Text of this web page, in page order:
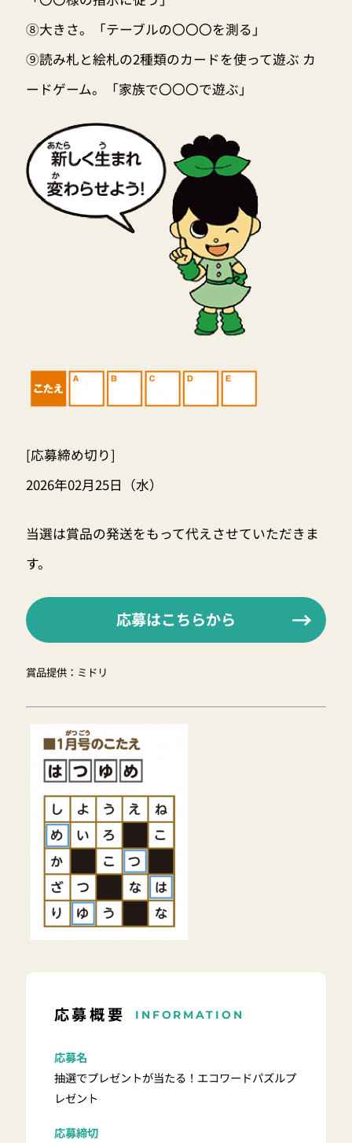
⑧大きさ。「テーブルの〇〇〇を測る」
⑨読み札と絵札の2種類のカードを使って遊ぶ カ
ードゲーム。「家族で〇〇〇で遊ぶ」
[応募締め切り]
2026年02月25日（水）
当選は賞品の発送をもって代えさせていただきま
す。
応募はこちらから
賞品提供：ミドリ
応募概要 INFORMATION
応募名
抽選でプレゼントが当たる！エコワードパズルプ
レゼント
応募締切